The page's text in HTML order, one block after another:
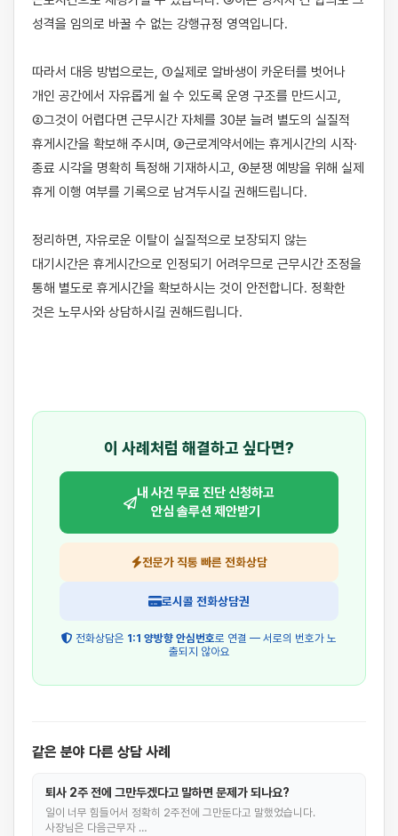
성격을 임의로 바꿀 수 없는 강행규정 영역입니다.
따라서 대응 방법으로는, ①실제로 알바생이 카운터를 벗어나
개인 공간에서 자유롭게 쉴 수 있도록 운영 구조를 만드시고,
②그것이 어렵다면 근무시간 자체를 30분 늘려 별도의 실질적
휴게시간을 확보해 주시며, ③근로계약서에는 휴게시간의 시작·
종료 시각을 명확히 특정해 기재하시고, ④분쟁 예방을 위해 실제
휴게 이행 여부를 기록으로 남겨두시길 권해드립니다.
정리하면, 자유로운 이탈이 실질적으로 보장되지 않는
대기시간은 휴게시간으로 인정되기 어려우므로 근무시간 조정을
통해 별도로 휴게시간을 확보하시는 것이 안전합니다. 정확한
것은 노무사와 상담하시길 권해드립니다.
이 사례처럼 해결하고 싶다면?
내 사건 무료 진단 신청하고
안심 솔루션 제안받기
전문가 직통 빠른 전화상담
로시콜 전화상담권
전화상담은 1:1 양방향 안심번호로 연결 — 서로의 번호가 노
출되지 않아요
같은 분야 다른 상담 사례
퇴사 2주 전에 그만두겠다고 말하면 문제가 되나요?
일이 너무 힘들어서 정확히 2주전에 그만둔다고 말했었습니다.
사장님은 다음근무자 …